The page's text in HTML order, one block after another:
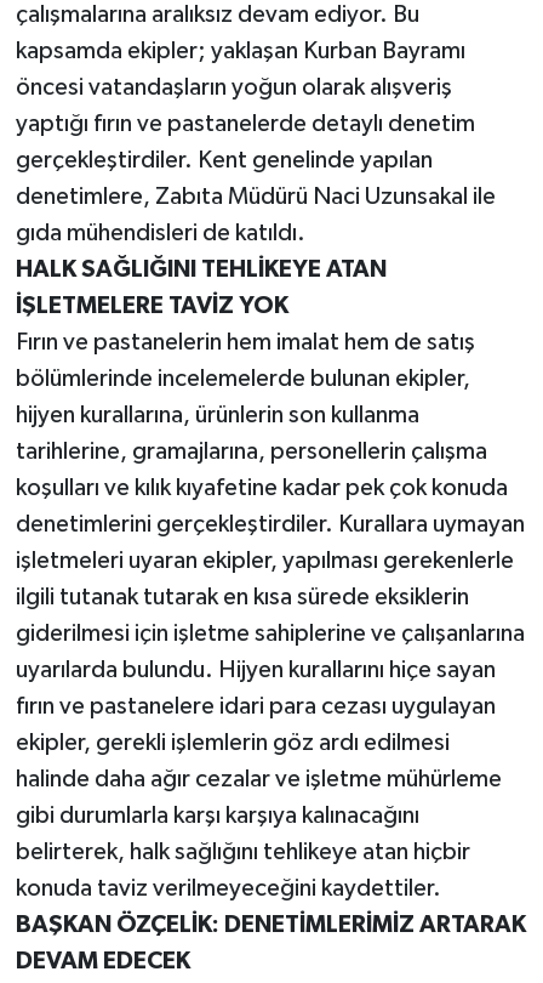
çalışmalarına aralıksız devam ediyor. Bu
kapsamda ekipler; yaklaşan Kurban Bayramı
öncesi vatandaşların yoğun olarak alışveriş
yaptığı fırın ve pastanelerde detaylı denetim
gerçekleştirdiler. Kent genelinde yapılan
denetimlere, Zabıta Müdürü Naci Uzunsakal ile
gıda mühendisleri de katıldı.
HALK SAĞLIĞINI TEHLİKEYE ATAN
İŞLETMELERE TAVİZ YOK
Fırın ve pastanelerin hem imalat hem de satış
bölümlerinde incelemelerde bulunan ekipler,
hijyen kurallarına, ürünlerin son kullanma
tarihlerine, gramajlarına, personellerin çalışma
koşulları ve kılık kıyafetine kadar pek çok konuda
denetimlerini gerçekleştirdiler. Kurallara uymayan
işletmeleri uyaran ekipler, yapılması gerekenlerle
ilgili tutanak tutarak en kısa sürede eksiklerin
giderilmesi için işletme sahiplerine ve çalışanlarına
uyarılarda bulundu. Hijyen kurallarını hiçe sayan
fırın ve pastanelere idari para cezası uygulayan
ekipler, gerekli işlemlerin göz ardı edilmesi
halinde daha ağır cezalar ve işletme mühürleme
gibi durumlarla karşı karşıya kalınacağını
belirterek, halk sağlığını tehlikeye atan hiçbir
konuda taviz verilmeyeceğini kaydettiler.
BAŞKAN ÖZÇELİK: DENETİMLERİMİZ ARTARAK
DEVAM EDECEK